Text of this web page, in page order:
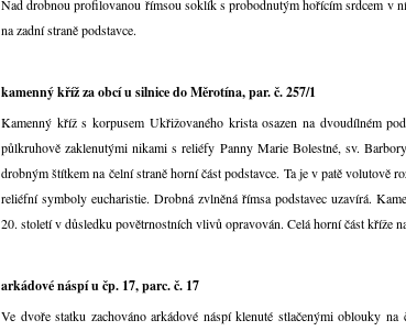
Nad drobnou profilovanou římsou soklík s probodnutým hořícím srdcem v
na zadní straně podstavce.
kamenný kříž za obcí u silnice do Měrotína, par. č. 257/1
Kamenný kříž s korpusem Ukřižovaného krista osazen na dvoudílném
půlkruhově zaklenutými nikami s reliéfy Panny Marie Bolestné, sv.
drobným štítkem na čelní straně horní část podstavce. Ta je v patě volutově
reliéfní symboly eucharistie. Drobná zvlněná římsa podstavec uzavírá.
20. století v důsledku povětrnostních vlivů opravován. Celá horní část kříže
arkádové náspí u čp. 17, parc. č. 17
Ve dvoře statku zachováno arkádové náspí klenuté stlačenými oblouky